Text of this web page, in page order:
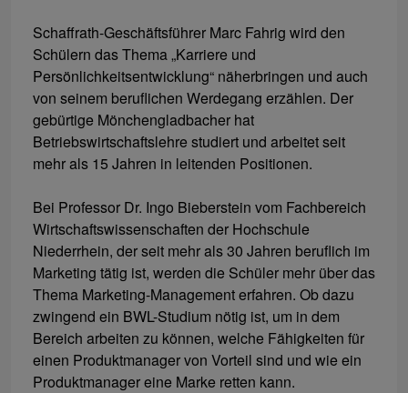
Schaffrath-Geschäftsführer Marc Fahrig wird den
Schülern das Thema „Karriere und
Persönlichkeitsentwicklung“ näherbringen und auch
von seinem beruflichen Werdegang erzählen. Der
gebürtige Mönchengladbacher hat
Betriebswirtschaftslehre studiert und arbeitet seit
mehr als 15 Jahren in leitenden Positionen.
Bei Professor Dr. Ingo Bieberstein vom Fachbereich
Wirtschaftswissenschaften der Hochschule
Niederrhein, der seit mehr als 30 Jahren beruflich im
Marketing tätig ist, werden die Schüler mehr über das
Thema Marketing-Management erfahren. Ob dazu
zwingend ein BWL-Studium nötig ist, um in dem
Bereich arbeiten zu können, welche Fähigkeiten für
einen Produktmanager von Vorteil sind und wie ein
Produktmanager eine Marke retten kann.